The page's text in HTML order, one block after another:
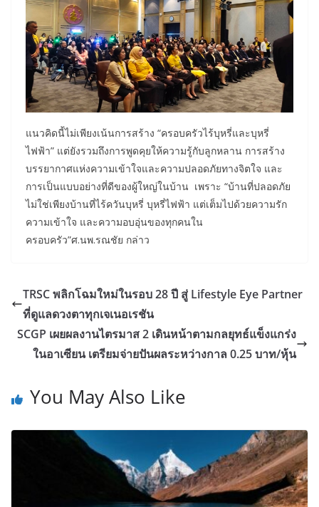
แนวคิดนี้ไม่เพียงเน้นการสร้าง “ครอบครัวไร้บุหรี่และบุหรี่
ไฟฟ้า” แต่ยังรวมถึงการพูดคุยให้ความรู้กับลูกหลาน การสร้าง
บรรยากาศแห่งความเข้าใจและความปลอดภัยทางจิตใจ และ
การเป็นแบบอย่างที่ดีของผู้ใหญ่ในบ้าน เพราะ “บ้านที่ปลอดภัย
ไม่ใช่เพียงบ้านที่ไร้ควันบุหรี่ บุหรี่ไฟฟ้า แต่เต็มไปด้วยความรัก
ความเข้าใจ และความอบอุ่นของทุกคนใน
ครอบครัว”ศ.นพ.รณชัย กล่าว
TRSC พลิกโฉมใหม่ในรอบ 28 ปี สู่ Lifestyle Eye Partner
ที่ดูแลดวงตาทุกเจเนอเรชัน
SCGP เผยผลงานไตรมาส 2 เดินหน้าตามกลยุทธ์แข็งแกร่ง
ในอาเซียน เตรียมจ่ายปันผลระหว่างกาล 0.25 บาท/หุ้น
You May Also Like